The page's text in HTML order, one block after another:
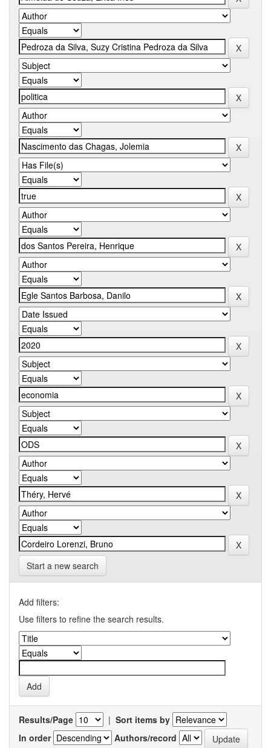
Start a new search
Add filters:
Use filters to refine the search results.
Results/Page | Sort items by
In order
Authors/record